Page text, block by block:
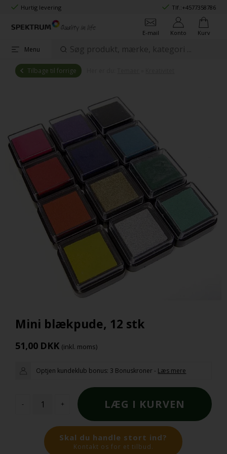
Hurtig levering Tlf.:+4577358786
E-mail Konto Kurv
Menu
Tilbage til forrige
Mini blækpude, 12 stk
51,00 DKK (inkl. moms)
Optjen kundeklub bonus: 3 Bonuskroner - Læs mere
- +
Skal du handle stort ind?
Kontakt os for et tilbud.